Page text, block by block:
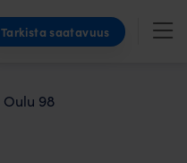
Tarkista saatavuus
Oulu 98